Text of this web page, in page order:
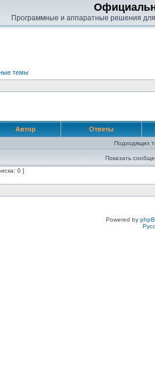
Программные и аппаратные решения
темы
Автор Ответы
Подходящих
Показать
0 ]
Powered by